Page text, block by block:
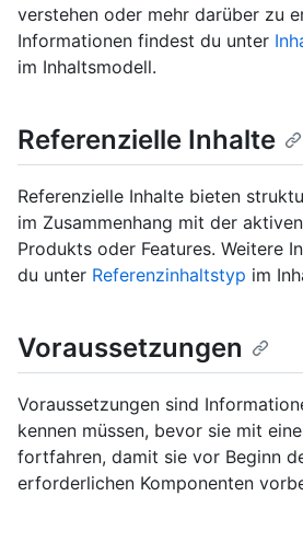
verstehen oder mehr darüber zu
Informationen findest du unter
im Inhaltsmodell.
Referenzielle Inhalte
Referenzielle Inhalte bieten
im Zusammenhang mit der
Produkts oder Features. Weitere
du unter Referenzinhaltstyp im
Voraussetzungen
Voraussetzungen sind
kennen müssen, bevor sie mit
fortfahren, damit sie vor Beginn
erforderlichen Komponenten